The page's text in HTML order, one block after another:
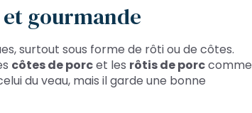
gourmande
surtout sous forme de rôti ou de côtes.
côtes de porcet les rôtis de porccomme
du veau, mais il garde une bonne